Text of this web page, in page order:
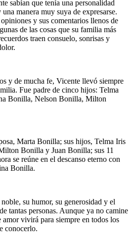
sabían que tenía una personalidad
manera muy suya de expresarse.
y sus comentarios llenos de
de las cosas que su familia más
traen consuelo, sonrisas y
y de mucha fe, Vicente llevó siempre
Fue padre de cinco hijos: Telma
Bonilla, Nelson Bonilla, Milton
Marta Bonilla; sus hijos, Telma Iris
Bonilla y Juan Bonilla; sus 11
se reúne en el descanso eterno con
Bonilla.
su humor, su generosidad y el
tantas personas. Aunque ya no camine
amor vivirá para siempre en todos los
conocerlo.